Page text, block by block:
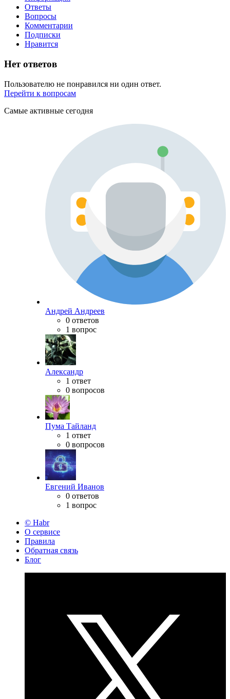
Ответы
Вопросы
Комментарии
Подписки
Нравится
Нет ответов
Пользователю не понравился ни один ответ.
Перейти к вопросам
Самые активные сегодня
Андрей Андреев
0 ответов
1 вопрос
Александр
1 ответ
0 вопросов
Пума Тайланд
1 ответ
0 вопросов
Евгений Иванов
0 ответов
1 вопрос
© Habr
О сервисе
Правила
Обратная связь
Блог